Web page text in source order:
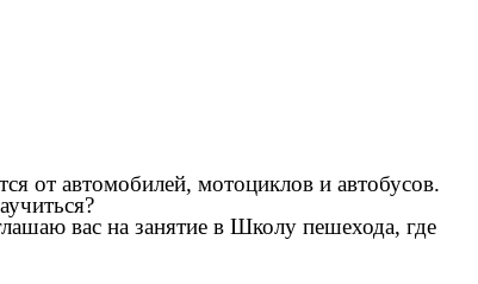
от автомобилей, мотоциклов и автобусов.
вас на занятие в Школу пешехода, где